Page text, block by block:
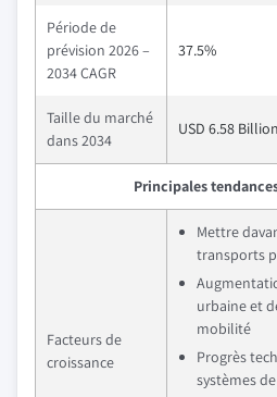
Période de
prévision 2026 –
2034 CAGR
37.5%
Taille du marché
dans 2034
USD 6.58 Billion
Principales
Facteurs de
croissance
Mettre
transports
urbaine et
mobilité
Progrès
systèmes